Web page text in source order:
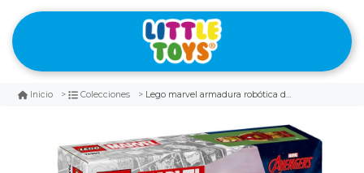
Inicio Colecciones Lego marvel armadura robótica de iron man vs. ultrón